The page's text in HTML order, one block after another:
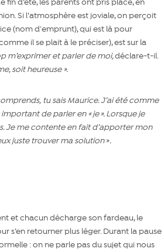
fin d’été, les parents ont pris place, en
Si l’atmosphère est joviale, on perçoit
(nom d'emprunt), qui est là pour
il se plait à le préciser), est sur la
m’exprimer et parler de moi,déclare-t-il.
soitheureuse ».
s, tu sais Maurice. J’ai été comme
de parler en « je ». Lorsque je
Je me contente en fait d’apporter mon
juste trouver ma solution».
et chacun décharge son fardeau, le
s’en retourner plus léger. Durant la pause
: on ne parle pas du sujet qui nous